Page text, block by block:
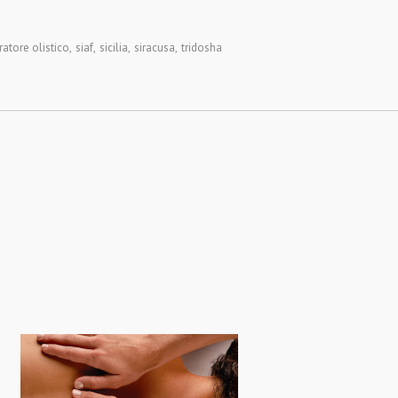
olistico, siaf, sicilia, siracusa, tridosha